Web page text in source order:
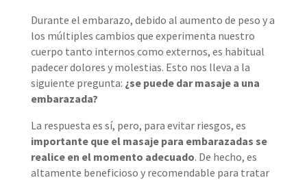
Durante el embarazo, debido al aumento de peso y a
los múltiples cambios que experimenta nuestro
cuerpo tanto internos como externos, es habitual
padecer dolores y molestias. Esto nos lleva a la
siguiente pregunta: ¿se puede dar masaje a una
embarazada?
La respuesta es sí, pero, para evitar riesgos, es
importante que el masaje para embarazadas se
realice en el momento adecuado. De hecho, es
altamente beneficioso y recomendable para tratar